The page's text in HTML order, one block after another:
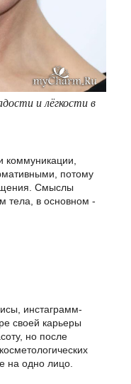
и лёгкости в
потому
Смыслы
тела, в основном -
инстаграмм-
своей карьеры
но после
на одно лицо.